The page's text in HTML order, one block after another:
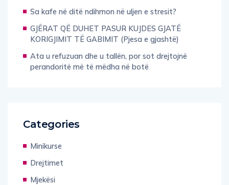
Sa kafe në ditë ndihmon në uljen e stresit?
GJËRAT QË DUHET PASUR KUJDES GJATË
KORIGJIMIT TË GABIMIT (Pjesa e gjashtë)
Ata u refuzuan dhe u tallën, por sot drejtojnë
perandoritë më të mëdha në botë
Categories
Minikurse
Drejtimet
Mjekësi